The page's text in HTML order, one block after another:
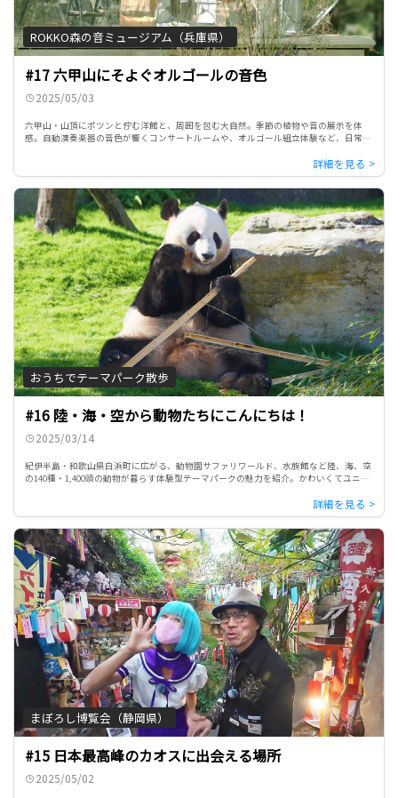
ROKKO森の音ミュージアム（兵庫県）
#17 六甲山にそよぐオルゴールの音色
2025/05/03
六甲山・山頂にポツンと佇む洋館と、周囲を包む大自然。季節の植物や音の展示を体
感。自動演奏楽器の音色が響くコンサートルームや、オルゴール組立体験など、日常を
おうちでテーマパーク散歩
#16 陸・海・空から動物たちにこんにちは！
2025/03/14
紀伊半島・和歌山県白浜町に広がる、動物園サファリワールド、水族館など陸、海、空
の140種・1,400頭の動物が暮らす体験型テーマパークの魅力を紹介。かわいくてユニー
まぼろし博覧会（静岡県）
#15 日本最高峰のカオスに出会える場所
2025/05/02